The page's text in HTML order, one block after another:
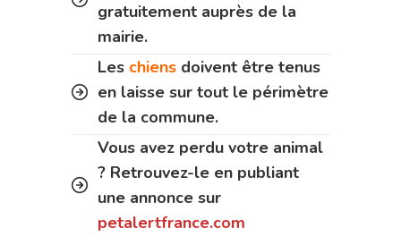
gratuitement auprès de la
mairie.
Les chiens doivent être tenus
en laisse sur tout le périmètre
de la commune.
Vous avez perdu votre animal
? Retrouvez-le en publiant
une annonce sur
petalertfrance.com